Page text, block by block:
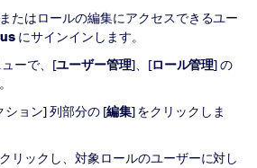
たはロールの編集にアクセスできるユー
にサインインします。
ーで、[ユーザー管理]、[ロール管理] の
ョン] 列部分の [編集] をクリックしま
リックし、対象ロールのユーザーに対し